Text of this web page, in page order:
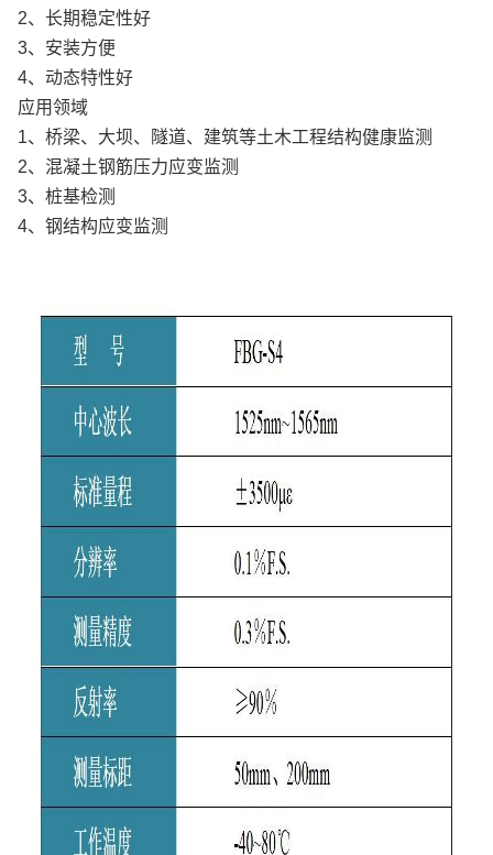
2、长期稳定性好
3、安装方便
4、动态特性好
应用领域
1、桥梁、大坝、隧道、建筑等土木工程结构健康监测
2、混凝土钢筋压力应变监测
3、桩基检测
4、钢结构应变监测